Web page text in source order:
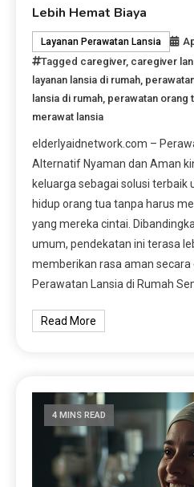
Lebih Hemat Biaya
Layanan Perawatan Lansia
Tagged caregiver, caregiver
layanan lansia di rumah
lansia di rumah perawatan orang
merawat lansia
elderlyaidnetwork.com –
Alternatif Nyaman dan Aman
keluarga sebagai solusi terbaik
hidup orang tua tanpa harus
yang mereka cintai.
umum, pendekatan ini terasa
memberikan rasa aman secara
Perawatan Lansia di Rumah
Read More
4 MINS READ